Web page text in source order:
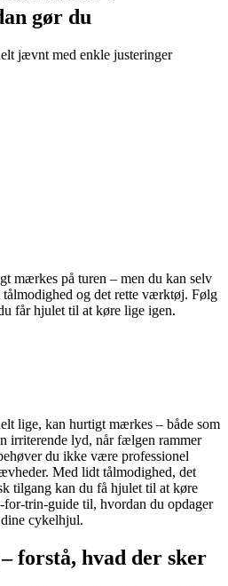
gør du
jævnt med enkle justeringer
mærkes på turen – men du kan selv
og det rette værktøj. Følg
får hjulet til at køre lige igen.
lige, kan hurtigt mærkes – både som
irriterende lyd, når fælgen rammer
du ikke være professionel
Med lidt tålmodighed, det
tilgang kan du få hjulet til at køre
trin-guide til, hvordan du opdager
cykelhjul.
forstå, hvad der sker